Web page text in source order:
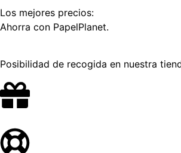
Los mejores precios:
Ahorra con PapelPlanet.
Posibilidad de recogida en nuestra